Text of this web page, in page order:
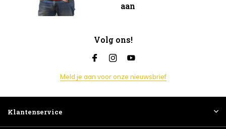
aan
Volg ons!
Meld je aan voor onze nieuwsbrief
Klantenservice